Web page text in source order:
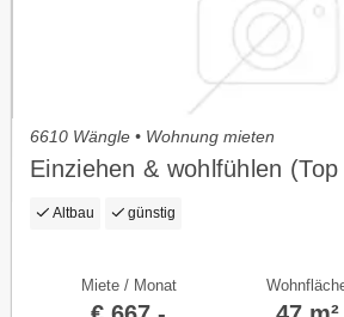
6610 Wängle • Wohnung mieten
Einziehen & wohlfühlen (Top
Altbau günstig
Miete / Monat